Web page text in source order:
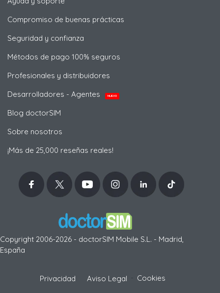
Compromiso de buenas prácticas
Seguridad y confianza
Métodos de pago 100% seguros
Profesionales y distribuidores
Desarrolladores - Agentes
NUEVO
Blog doctorSIM
Sobre nosotros
¡Más de 25,000 reseñas reales!
Copyright 2006-2026 - doctorSIM Mobile S.L. - Madrid,
España
Privacidad Aviso Legal Cookies